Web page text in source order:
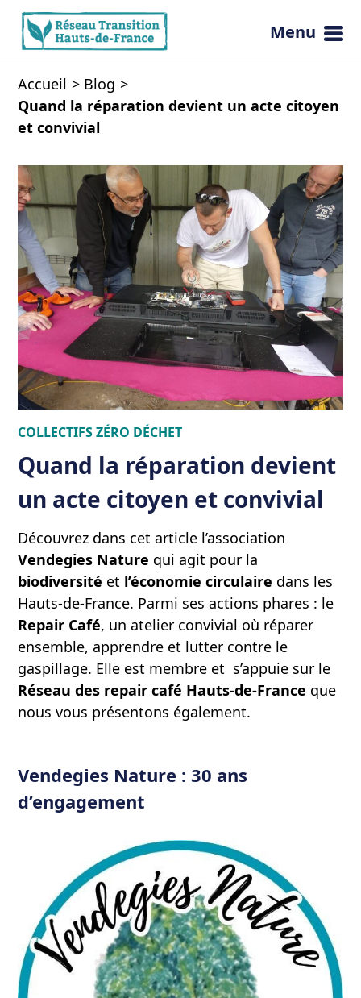
Ouvrir
Menu
Accueil
Blog
Quand la réparation devient un acte citoyen
et convivial
COLLECTIFSZÉRO DÉCHET
Quand la réparation devient
un acte citoyen et convivial
Découvrez dans cet article l’association
Vendegies Nature qui agit pour la
biodiversité et l’économie circulaire dans les
Hauts-de-France. Parmi ses actions phares : le
Repair Café, un atelier convivial où réparer
ensemble, apprendre et lutter contre le
gaspillage. Elle est membre et s’appuie sur le
Réseau des repair café Hauts-de-France que
nous vous présentons également.
Vendegies Nature : 30 ans
d’engagement